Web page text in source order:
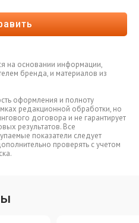
на основании информации,
бренда, и материалов из
оформления и полноту
редакционной обработки, но
договора и не гарантирует
результатов. Все
показатели следует
проверять с учетом